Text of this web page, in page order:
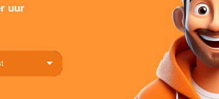
uur